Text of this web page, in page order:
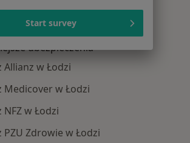
w kategorii: Najczęście leczone
ubezpieczenia
Allianz w Łodzi
Medicover w Łodzi
w Łodzi
PZU Zdrowie w Łodzi
Start survey